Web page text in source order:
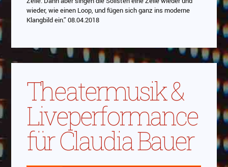
wieder, wie einen Loop, und fügen sich ganz ins moderne
Klangbild ein.” 08.04.2018
Theatermusik &
Liveperformance
für Claudia Bauer